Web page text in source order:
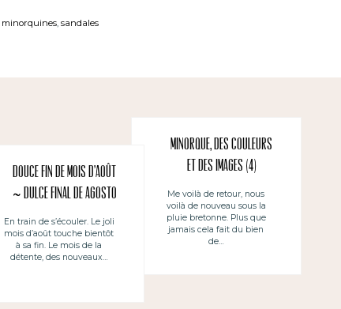
minorquines, sandales
Douce fin de mois d’août
~ Dulce final de agosto
En train de s’écouler. Le joli
mois d’août touche bientôt
à sa fin. Le mois de la
détente, des nouveaux…
Minorque, des couleurs
et des images (4)
Me voilà de retour, nous
voilà de nouveau sous la
pluie bretonne. Plus que
jamais cela fait du bien
de…